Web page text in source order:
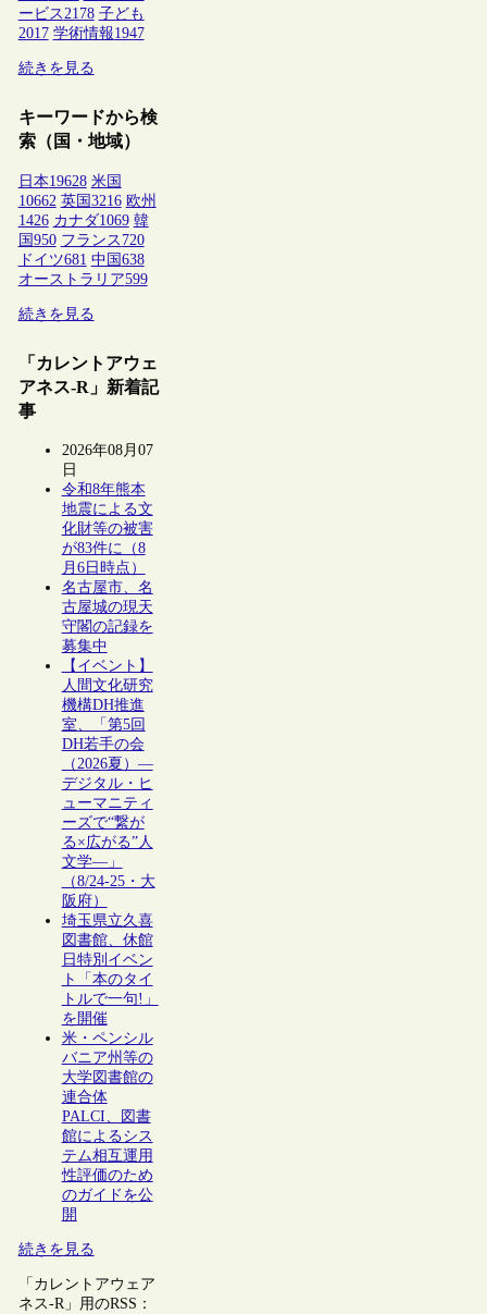
ービス2178 子ども
2017 学術情報1947
続きを見る
キーワードから検
索（国・地域）
日本19628 米国
10662 英国 3216 欧州
1426 カナダ1069 韓
国 950 フランス 720
ドイツ681 中国 638
オーストラリア599
続きを見る
「カレントアウェ
アネス-R」新着記
事
2026年08月07
日
令和8年熊本
地震による文
化財等の被害
が83件に（8
月6日時点）
名古屋市、名
古屋城の現天
守閣の記録を
募集中
【イベント】
人間文化研究
機構DH推進
室、「第5回
DH若手の会
（2026夏）―
デジタル・ヒ
ューマニティ
ーズで“繋が
る×広がる”人
文学―」
（8/24-25・大
阪府）
埼玉県立久喜
図書館、休館
日特別イベン
ト「本のタイ
トルで一句!」
を開催
米・ペンシル
バニア州等の
大学図書館の
連合体
PALCI、図書
館によるシス
テム相互運用
性評価のため
のガイドを公
開
続きを見る
「カレントアウェア
ネス-R」用のRSS：